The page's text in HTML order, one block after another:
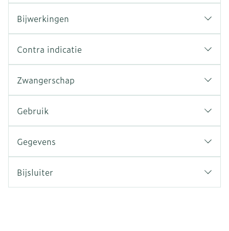
Bijwerkingen
Contra indicatie
Zwangerschap
Gebruik
Gegevens
Bijsluiter